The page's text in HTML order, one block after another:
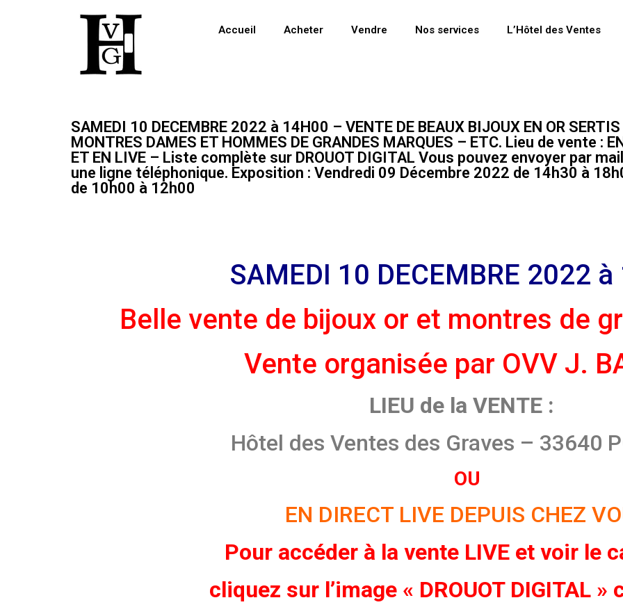
Accueil Acheter Vendre Nos services L’Hôtel des Ventes
SAMEDI 10 DECEMBRE 2022 à 14H00 – VENTE DE BEAUX BIJOUX EN OR SERTIS
MONTRES DAMES ET HOMMES DE GRANDES MARQUES – ETC. Lieu de vente :
ET EN LIVE – Liste complète sur DROUOT DIGITAL Vous pouvez envoyer par
une ligne téléphonique. Exposition : Vendredi 09 Décembre 2022 de 14h30 à
de 10h00 à 12h00
SAMEDI 10 DECEMBRE 2022
Belle vente de bijoux or et montres de
Vente organisée par OVV J.
LIEU de la VENTE :
Hôtel des Ventes des Graves – 33640
OU
EN DIRECT LIVE DEPUIS CHEZ
Pour accéder à la vente LIVE et voir le
cliquez sur l’image « DROUOT DIGITAL